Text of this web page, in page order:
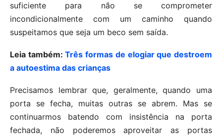
suficiente para não se comprometer
incondicionalmente com um caminho quando
suspeitamos que seja um beco sem saída.
Leia também:Três formas de elogiar que destroem
a autoestima das crianças
Precisamos lembrar que, geralmente, quando uma
porta se fecha, muitas outras se abrem. Mas se
continuarmos batendo com insistência na porta
fechada, não poderemos aproveitar as portas